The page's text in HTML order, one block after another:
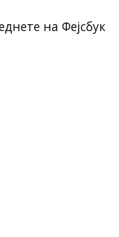
на Фејсбук